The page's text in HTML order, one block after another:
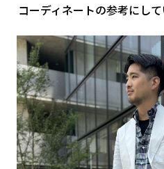
コーディネートの参考にし